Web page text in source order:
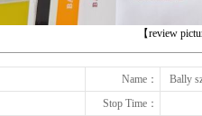
【review
Name：
Bally
Stop Time：